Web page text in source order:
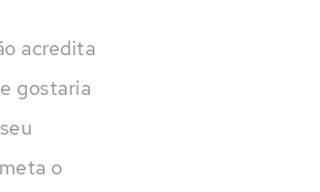
acredita
gostaria
o